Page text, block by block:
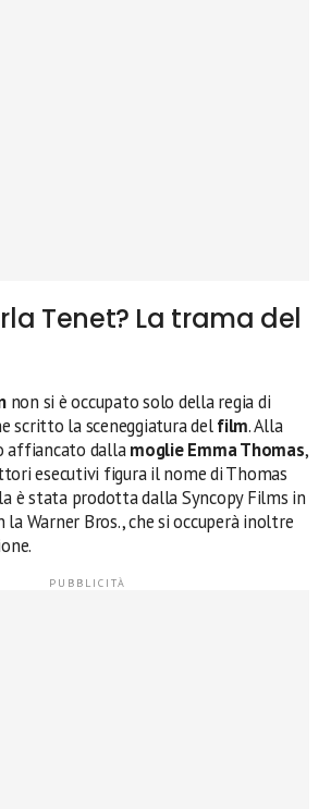
Tenet? La trama del
non si è occupato solo della regia di
scritto la sceneggiatura delfilm. Alla
affiancato dallamoglieEmma Thomas,
esecutivi figura il nome di Thomas
è stata prodotta dalla Syncopy Films in
Warner Bros., che si occuperà inoltre